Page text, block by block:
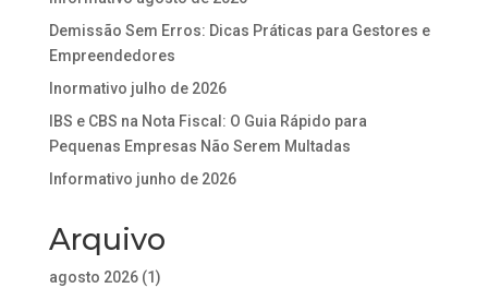
Demissão Sem Erros: Dicas Práticas para Gestores e
Empreendedores
Inormativo julho de 2026
IBS e CBS na Nota Fiscal: O Guia Rápido para
Pequenas Empresas Não Serem Multadas
Informativo junho de 2026
Arquivo
agosto 2026(1)